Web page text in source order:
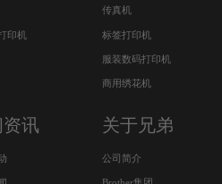
传真机
印机 标签打印机
服装数码打印机
商用绣花机
讯 关于兄弟
公司简介